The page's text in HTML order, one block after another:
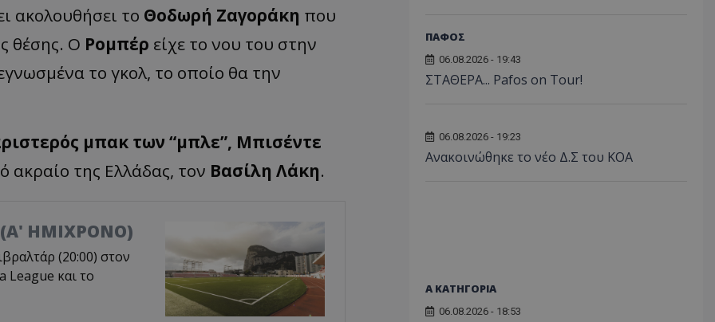
ακολουθήσει το Θοδωρή Ζαγοράκη που
θέσης. Ο Ρομπέρ είχε το νου του στην
το γκολ, το οποίο θα την
μπακ των “μπλε”, Μπισέντε
ακραίο της Ελλάδας, τον Βασίλη Λάκη.
(Α' ΗΜΙΧΡΟΝΟ)
(20:00) στον
League και το
ΠΑΦΟΣ
06.08.2026 - 19:43
ΣΤΑΘΕΡΑ... Pafos on Tour!
06.08.2026 - 19:23
Aνακοινώθηκε το νέο Δ.Σ του ΚΟΑ
Α ΚΑΤΗΓΟΡΙΑ
06.08.2026 - 18:53